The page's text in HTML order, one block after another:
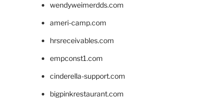
wendyweimerdds.com
ameri-camp.com
hrsreceivables.com
empconst1.com
cinderella-support.com
bigpinkrestaurant.com